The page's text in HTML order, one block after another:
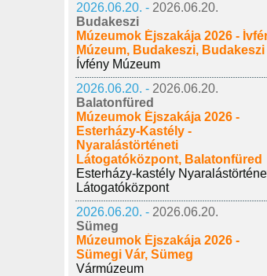
2026.06.20. - 2026.06.20.
Budakeszi
Múzeumok Éjszakája 2026 -
Múzeum, Budakeszi, Budakeszi
Ívfény Múzeum
2026.06.20. - 2026.06.20.
Balatonfüred
Múzeumok Éjszakája 2026 -
Esterházy-Kastély -
Nyaralástörténeti
Látogatóközpont, Balatonfüred
Esterházy-kastély
Látogatóközpont
2026.06.20. - 2026.06.20.
Sümeg
Múzeumok Éjszakája 2026 -
Sümegi Vár, Sümeg
Vármúzeum